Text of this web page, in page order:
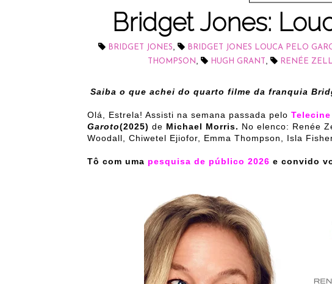
Bridget Jones:
BRIDGET JONES BRIDGET JONES LOUCA PELO
THOMPSON
HUGH GRANT RENÉE
Saiba o que achei do quarto filme da franquia
Olá, Estrela! Assisti na semana passada pelo
Garoto(2025) de Michael Morris. No elenco: Renée
Woodall, Chiwetel Ejiofor, Emma Thompson, Isla
Tô com uma pesquisa de público 2026 e convido